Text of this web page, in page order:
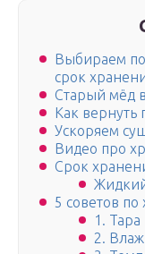
Выбираем
срок
Старый мёд
Как вернуть
Ускоряем
Видео про
Срок
5 советов
1. Тара
2.